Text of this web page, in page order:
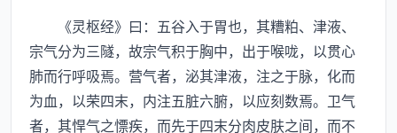
《灵枢经》曰：五谷入于胃也，其糟粕、津液、
宗气分为三隧，故宗气积于胸中，出于喉咙，以贯心
肺而行呼吸焉。营气者，泌其津液，注之于脉，化而
为血，以荣四末，内注五脏六腑，以应刻数焉。卫气
者，其悍气之慓疾，而先于四末分肉皮肤之间，而不